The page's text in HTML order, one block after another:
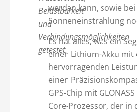
Belastbarkeit
und
Verbindungsmöglichkeiten
getestet.
werden kann, sowie
Sonneneinstrahlung
Es hat alles, was ein
einen Lithium-Akku mit
hervorragenden
einen
GPS-Chip mit
Core-Prozessor, der in